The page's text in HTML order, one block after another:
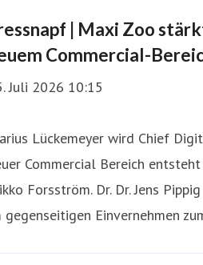
| Maxi Zoo
Commercial-
Juli 2026 10:15
Lückemeyer wird Chief
Commercial Bereich
Forsström. Dr. Dr. Jens
gegenseitigen Einvernehmen